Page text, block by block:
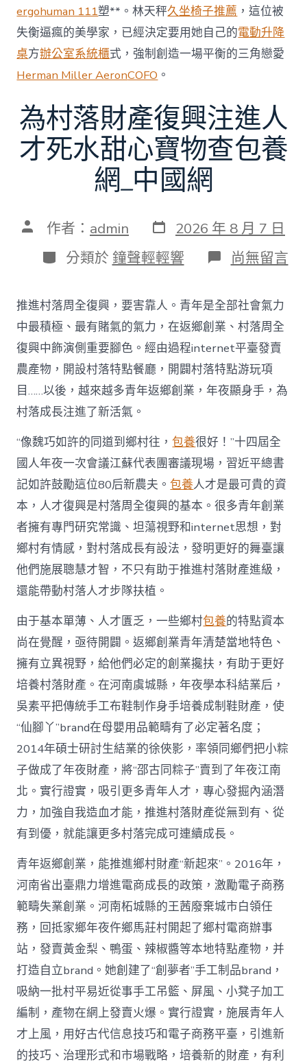
ergohuman 111塑**。林天秤久坐椅子推薦 ，這位被
失衡逼瘋的美學家，已經決定要用她自己的電動升降
桌方辦公室系統櫃式，強制創造一場平衡的三角戀愛
Herman Miller AeronCOFO 。
為村落財產復興注進人
才死水甜心寶物查包養
網_中國網
文 作者： admin 發
表
日
期
2026 年 8 月 7 日
分
類
分類於 鐘聲輕輕響 在
〈為
落
財
產
復
興
注
進
人
水
甜
心
寶
物
查
包
養
網
_
中
中
尚無留言
推進村落周全復興，要害靠人。青年是全部社會氣力
中最積極、最有賭氣的氣力，在返鄉創業、村落周全
復興中飾演側重要腳色。經由過程internet平臺發賣
農產物，開設村落特點餐廳，開闢村落特點游玩項
目……以後，越來越多青年返鄉創業，年夜顯身手，為
村落成長注進了新活氣。
“像魏巧如許的同道到鄉村往，包養很好！”十四屆全
國人年夜一次會議江蘇代表團審議現場，習近平總書
記如許鼓勵這位80后新農夫。包養人才是最可貴的資
本，人才復興是村落周全復興的基本。很多青年創業
者擁有專門研究常識、坦蕩視野和internet思想，對
鄉村有情感，對村落成長有設法，發明更好的舞臺讓
他們施展聰慧才智，不只有助于推進村落財產進級，
還能帶動村落人才步隊扶植。
由于基本單薄、人才匱乏，一些鄉村包養的特點資本
尚在覺醒，亟待開闢。返鄉創業青年清楚當地特色、
擁有立異視野，給他們必定的創業攙扶，有助于更好
培養村落財產。在河南虞城縣，年夜學本科結業后，
吳素平把傳統手工布鞋制作身手培養成制鞋財產，使
“仙腳丫”brand在母嬰用品範疇有了必定著名度；
2014年碩士研討生結業的徐俠影，率領同鄉們把小粽
子做成了年夜財產，將“邵古同粽子”賣到了年夜江南
北。實行證實，吸引更多青年人才，專心發掘內涵潛
力，加強自我造血才能，推進村落財產從無到有、從
有到優，就能讓更多村落完成可連續成長。
青年返鄉創業，能推進鄉村財產“新起來”。2016年，
河南省出臺鼎力增進電商成長的政策，激勵電子商務
範疇失業創業。河南柘城縣的王茜廢棄城市白領任
務，回抵家鄉年夜仵鄉馬莊村開起了鄉村電商辦事
站，發賣黃金梨、鴨蛋、辣椒醬等本地特點產物，并
打造自立brand。她創建了“創夢者”手工制品brand，
吸納一批村平易近從事手工吊籃、屏風、小凳子加工
編制，產物在網上發賣火爆。實行證實，施展青年人
才上風，用好古代信息技巧和電子商務平臺，引進新
的技巧、治理形式和市場戰略，培養新的財產，有利